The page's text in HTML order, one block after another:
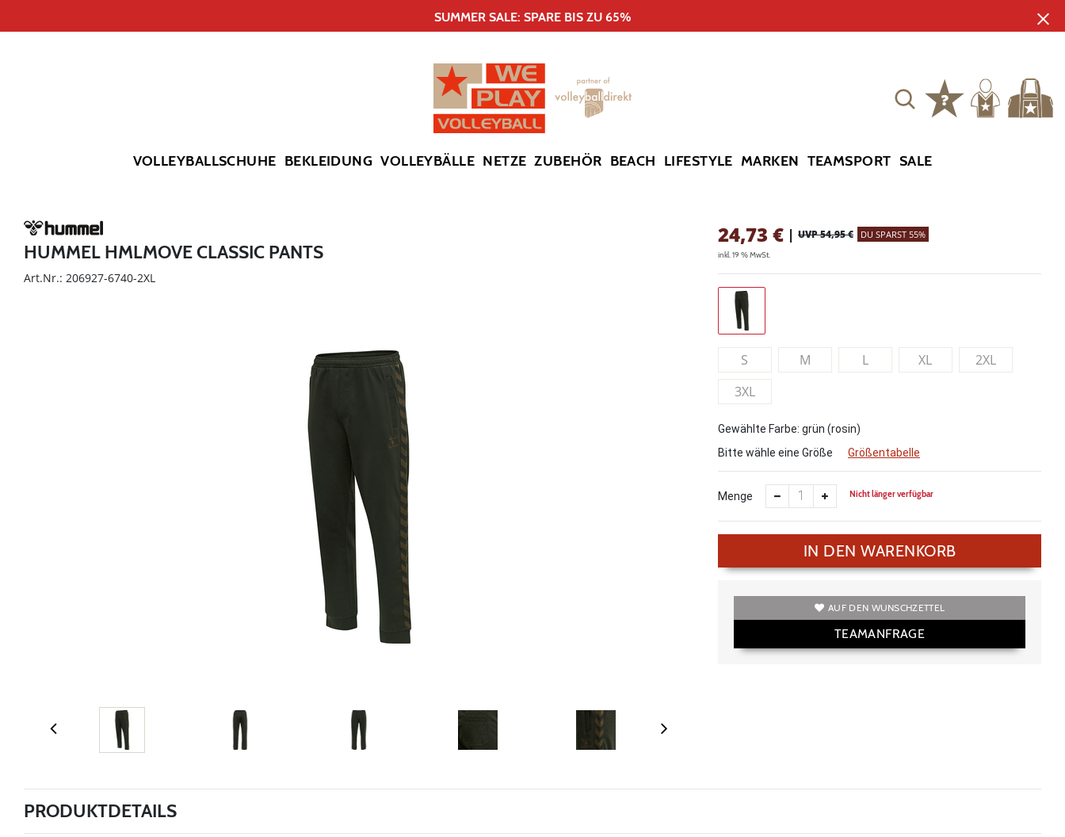
SUMMER SALE: SPARE BIS ZU 65%
VOLLEYBALLSCHUHE BEKLEIDUNG VOLLEYBÄLLE NETZE ZUBEHÖR BEACH LIFESTYLE MARKEN TEAMSPORT SALE
HUMMEL HMLMOVE CLASSIC PANTS
Art.Nr.: 206927-6740-2XL
24,73 € | UVP 54,95 € DU SPARST 55%
inkl. 19 % MwSt.
S M L XL
2XL
3XL
Gewählte Farbe: grün (rosin)
Bitte wähle eine Größe
Größentabelle
Menge Nicht länger verfügbar
IN DEN WARENKORB
AUF DEN WUNSCHZETTEL
TEAMANFRAGE
PRODUKTDETAILS